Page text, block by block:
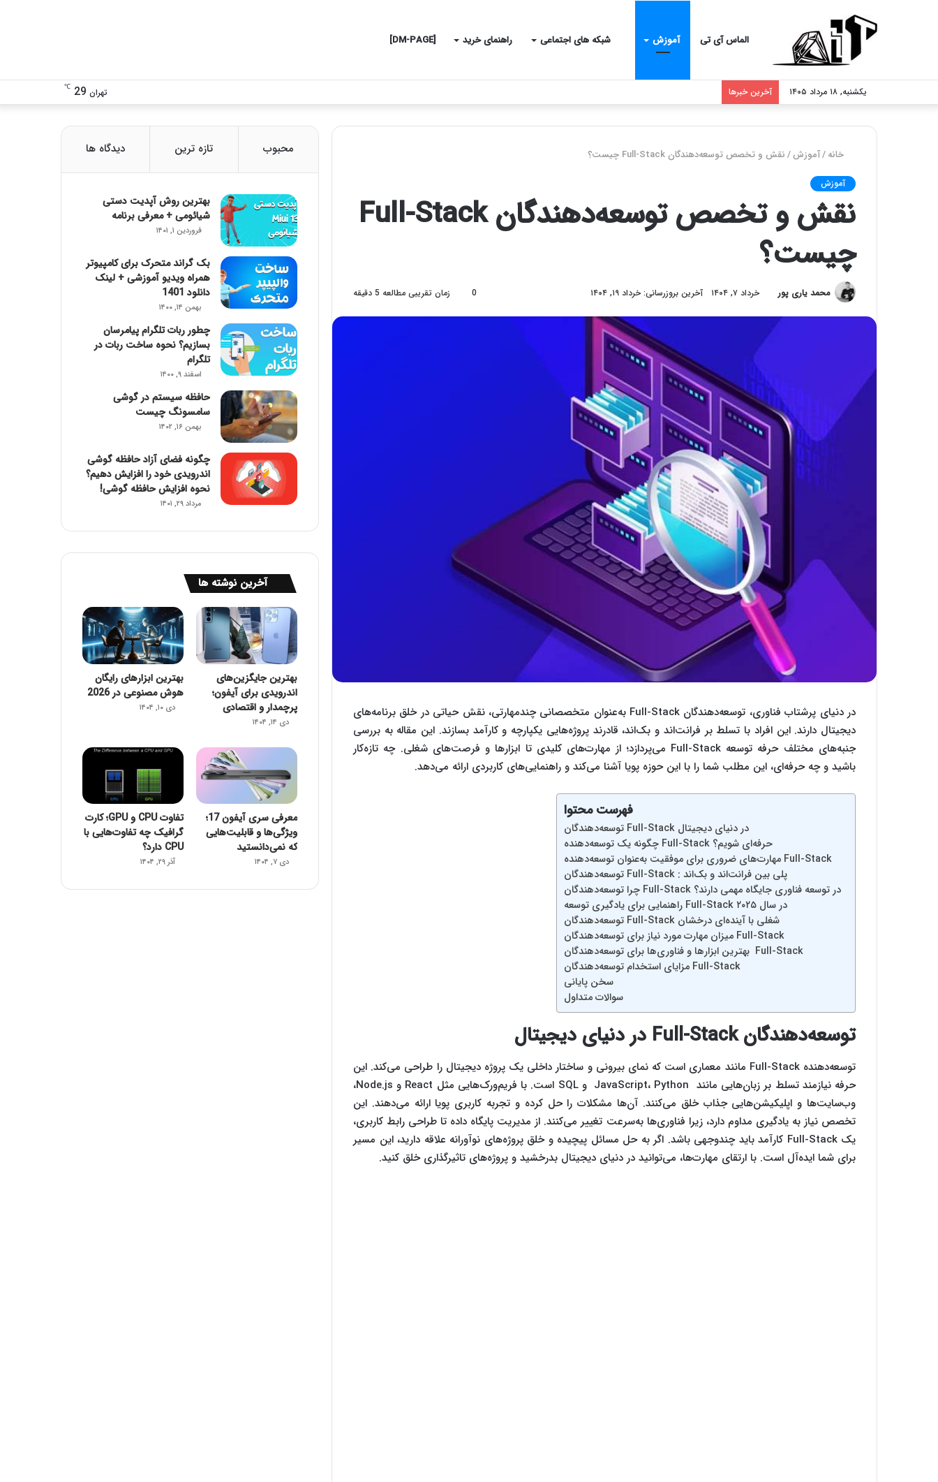
الماس آی تی آموزش شبکه های اجتماعی راهنمای خرید [DM-PAGE]
یکشنبه, ۱۸ مرداد ۱۴۰۵ آخرین خبرها تهران 29
℃
خانه/آموزش/نقش و تخصص توسعه‌دهندگان Full-Stack چیست؟
آموزش
نقش و تخصص توسعه‌دهندگان Full-Stack
چیست؟
محمد یاری پور خرداد ۷, ۱۴۰۴ آخرین بروزرسانی: خرداد ۱۹, ۱۴۰۴ 0 زمان تقریبی مطالعه 5 دقیقه
در دنیای پرشتاب فناوری، توسعه‌دهندگان Full-Stack به‌عنوان متخصصانی چندمهارتی، نقش حیاتی در خلق برنامه‌های
دیجیتال دارند. این افراد با تسلط بر فرانت‌اند و بک‌اند، قادرند پروژه‌هایی یکپارچه و کارآمد بسازند. این مقاله به بررسی
جنبه‌های مختلف حرفه توسعه Full-Stack می‌پردازد؛ از مهارت‌های کلیدی تا ابزارها و فرصت‌های شغلی. چه تازه‌کار
باشید و چه حرفه‌ای، این مطلب شما را با این حوزه پویا آشنا می‌کند و راهنمایی‌های کاربردی ارائه می‌دهد.
فهرست محتوا
توسعه‌دهندگان Full-Stack در دنیای دیجیتال
چگونه یک توسعه‌دهنده Full-Stack حرفه‌ای شویم؟
مهارت‌های ضروری برای موفقیت به‌عنوان توسعه‌دهنده Full-Stack
توسعه‌دهندگان Full-Stack : پلی بین فرانت‌اند و بک‌اند
چرا توسعه‌دهندگان Full-Stack در توسعه فناوری جایگاه مهمی دارند؟
راهنمایی برای یادگیری توسعه Full-Stack در سال ۲۰۲۵
توسعه‌دهندگان Full-Stack شغلی با آینده‌ای درخشان
میزان مهارت مورد نیاز برای توسعه‌دهندگان Full-Stack
بهترین ابزارها و فناوری‌ها برای توسعه‌دهندگان Full-Stack
مزایای استخدام توسعه‌دهندگان Full-Stack
سخن پایانی
سوالات متداول
توسعه‌دهندگان Full-Stack در دنیای دیجیتال
توسعه‌دهنده Full-Stack مانند معماری است که نمای بیرونی و ساختار داخلی یک پروژه دیجیتال را طراحی می‌کند. این
حرفه نیازمند تسلط بر زبان‌هایی مانند JavaScript، Python و SQL است. با فریم‌ورک‌هایی مثل React و Node.js،
وب‌سایت‌ها و اپلیکیشن‌هایی جذاب خلق می‌کنند. آن‌ها مشکلات را حل کرده و تجربه کاربری پویا ارائه می‌دهند. این
تخصص نیاز به یادگیری مداوم دارد، زیرا فناوری‌ها به‌سرعت تغییر می‌کنند. از مدیریت پایگاه داده تا طراحی رابط کاربری،
یک Full-Stack کارآمد باید چندوجهی باشد. اگر به حل مسائل پیچیده و خلق پروژه‌های نوآورانه علاقه دارید، این مسیر
برای شما ایده‌آل است. با ارتقای مهارت‌ها، می‌توانید در دنیای دیجیتال بدرخشید و پروژه‌های تاثیرگذاری خلق کنید.
محبوب تازه ترین دیدگاه ها
بهترین روش آپدیت دستی
شیائومی + معرفی برنامه
فروردین ۱, ۱۴۰۱
بک گراند متحرک برای کامپیوتر
همراه ویدیو آموزشی + لینک
دانلود 1401
بهمن ۱۴, ۱۴۰۰
چطور ربات تلگرام پیامرسان
بسازیم؟ نحوه ساخت ربات در
تلگرام
اسفند ۹, ۱۴۰۰
حافظه سیستم در گوشی
سامسونگ چیست
بهمن ۱۶, ۱۴۰۲
چگونه فضای آزاد حافظه گوشی
اندرویدی خود را افزایش دهیم؟
نحوه افزایش حافظه گوشی!
مرداد ۲۹, ۱۴۰۱
آخرین نوشته ها
بهترین جایگزین‌های
اندرویدی برای آیفون؛
پرچمدار و اقتصادی
دی ۱۴, ۱۴۰۴
بهترین ابزارهای رایگان
هوش مصنوعی در 2026
دی ۱۰, ۱۴۰۴
معرفی سری آیفون 17؛
ویژگی‌ها و قابلیت‌هایی
که نمی‌دانستید
دی ۷, ۱۴۰۴
تفاوت CPU و GPU؛ کارت
گرافیک چه تفاوت‌هایی با
CPU دارد؟
آذر ۲۹, ۱۴۰۴